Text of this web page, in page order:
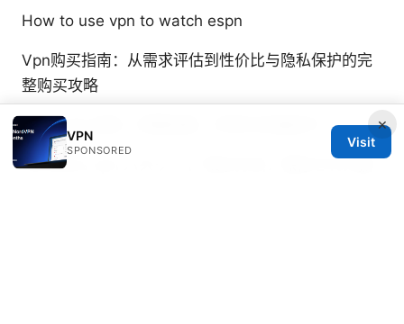
How to use vpn to watch espn
Vpn购买指南：从需求评估到性价比与隐私保护的完
整购买攻略
Vpn 七天 試用：完整指南、评测与实操技巧
Windows vpn パスワード 表示方法：保存された接
×
VPN
SPONSORED
Visit